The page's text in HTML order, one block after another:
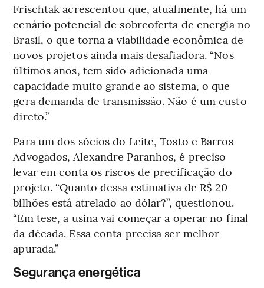
Frischtak acrescentou que, atualmente, há um
cenário potencial de sobreoferta de energia no
Brasil, o que torna a viabilidade econômica de
novos projetos ainda mais desafiadora. “Nos
últimos anos, tem sido adicionada uma
capacidade muito grande ao sistema, o que
gera demanda de transmissão. Não é um custo
direto.”
Para um dos sócios do Leite, Tosto e Barros
Advogados, Alexandre Paranhos, é preciso
levar em conta os riscos de precificação do
projeto. “Quanto dessa estimativa de R$ 20
bilhões está atrelado ao dólar?”, questionou.
“Em tese, a usina vai começar a operar no final
da década. Essa conta precisa ser melhor
apurada.”
Segurança energética